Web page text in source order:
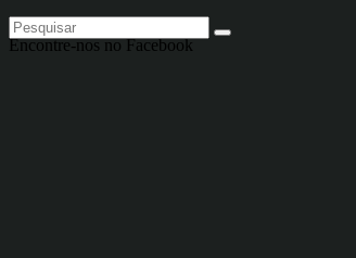
Notícias 3345
Encontre-nos no Facebook